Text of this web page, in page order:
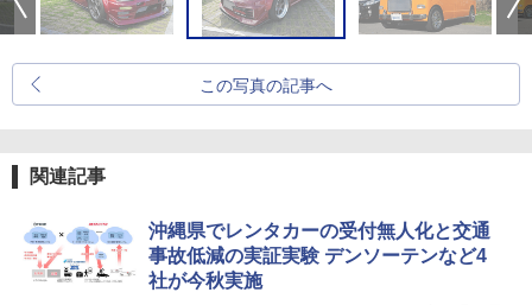
この写真の記事へ
関連記事
沖縄県でレンタカーの受付無人化と交通
事故低減の実証実験 デンソーテンなど4
社が今秋実施